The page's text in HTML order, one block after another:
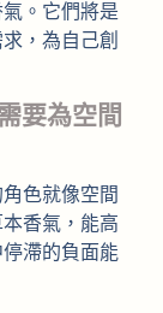
。它們將是
，為自己創
要為空間
色就像空間
香氣，能高
滯的負面能